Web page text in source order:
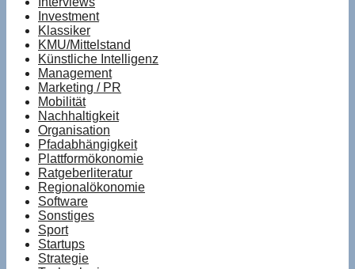
Investment
Klassiker
KMU/Mittelstand
Künstliche Intelligenz
Management
Marketing / PR
Mobilität
Nachhaltigkeit
Organisation
Pfadabhängigkeit
Plattformökonomie
Ratgeberliteratur
Regionalökonomie
Software
Sonstiges
Sport
Startups
Strategie